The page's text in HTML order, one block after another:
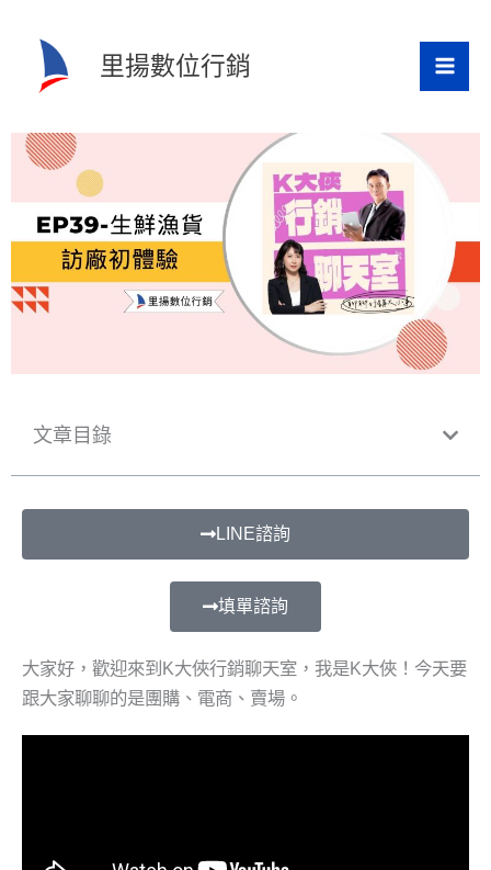
里揚數位行銷
K大俠行銷聊天室EP39-生
鮮漁貨訪廠第一次初體驗
文章目錄
LINE諮詢
填單諮詢
大家好，歡迎來到K大俠行銷聊天室，我是K大俠！今天要
跟大家聊聊的是團購、電商、賣場。